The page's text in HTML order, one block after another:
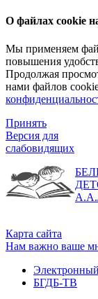
О файлах cookie
Мы применяем
повышения
Продолжая
нами файлов
Принять
Версия для
слабовидящих
Карта сайта
Нам важно ваше
БГДБ-ТВ